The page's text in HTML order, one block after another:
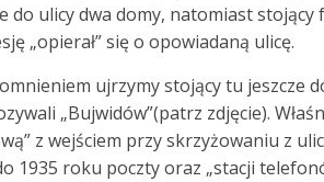
do ulicy dwa domy, natomiast
„opierał” się o opowiadaną ulicę.
ujrzymy stojący tu jeszcze
„Bujwidów”(patrz zdjęcie).
z wejściem przy skrzyżowaniu z
1935 roku poczty oraz „stacji